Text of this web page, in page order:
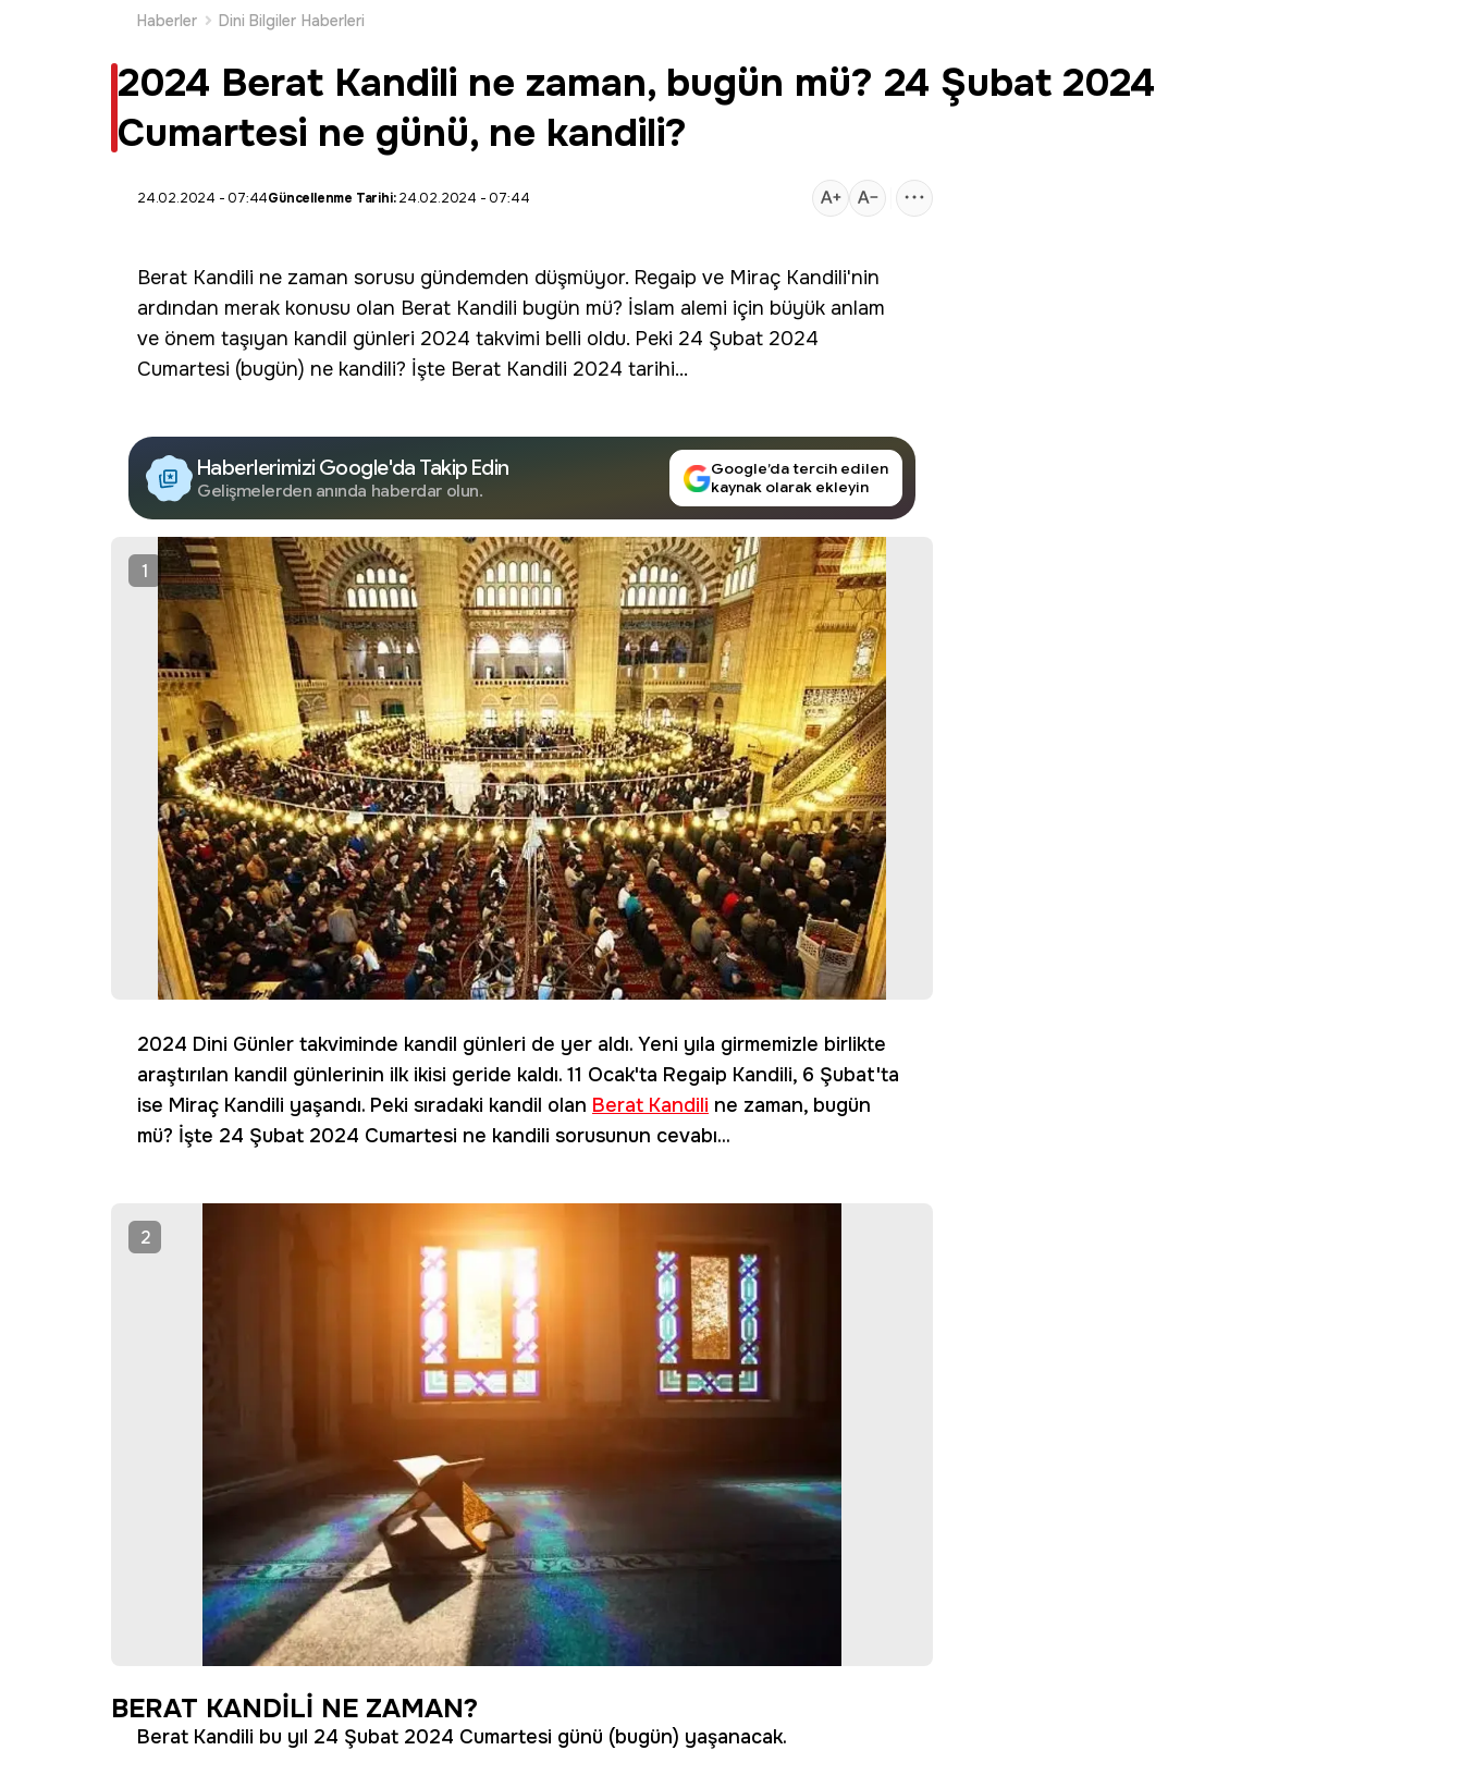
Haberler
Dini Bilgiler Haberleri
2024 Berat Kandili ne zaman, bugün mü? 24 Şubat 2024
Cumartesi ne günü, ne kandili?
24.02.2024 - 07:44Güncellenme Tarihi:24.02.2024 - 07:44
Berat Kandili ne zaman sorusu gündemden düşmüyor. Regaip ve Miraç Kandili'nin
ardından merak konusu olan Berat Kandili bugün mü? İslam alemi için büyük anlam
ve önem taşıyan kandil günleri 2024 takvimi belli oldu. Peki 24 Şubat 2024
Cumartesi (bugün) ne kandili? İşte Berat Kandili 2024 tarihi...
Haberlerimizi Google'da Takip Edin
Gelişmelerden anında haberdar olun.
Google’da tercih edilen
kaynak olarak ekleyin
1
2024 Dini Günler takviminde kandil günleri de yer aldı. Yeni yıla girmemizle birlikte
araştırılan kandil günlerinin ilk ikisi geride kaldı. 11 Ocak'ta Regaip Kandili, 6 Şubat'ta
ise Miraç Kandili yaşandı. Peki sıradaki kandil olan Berat Kandili ne zaman, bugün
mü? İşte 24 Şubat 2024 Cumartesi ne kandili sorusunun cevabı...
2
BERAT KANDİLİ NE ZAMAN?
Berat Kandili bu yıl 24 Şubat 2024 Cumartesi günü (bugün) yaşanacak.